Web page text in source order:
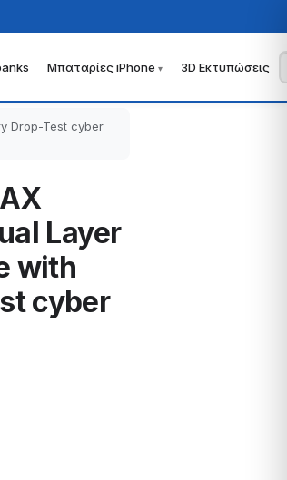
Μπαταρίες iPhone 3D Εκτυπώσεις
Drop-Test cyber
Layer
with
cyber